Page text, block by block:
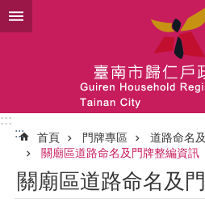
跳到主要內容區塊
:::
:::
首頁 門牌專區 道路命名
關廟區道路命名及門牌整編資訊
關廟區道路命名及